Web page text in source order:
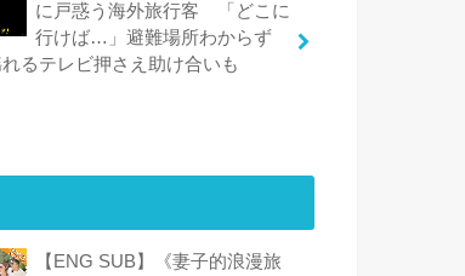
に戸惑う海外旅行客 「どこに
行けば…」避難場所わからず
るテレビ押さえ助け合いも
【ENG SUB】《妻子的浪漫旅